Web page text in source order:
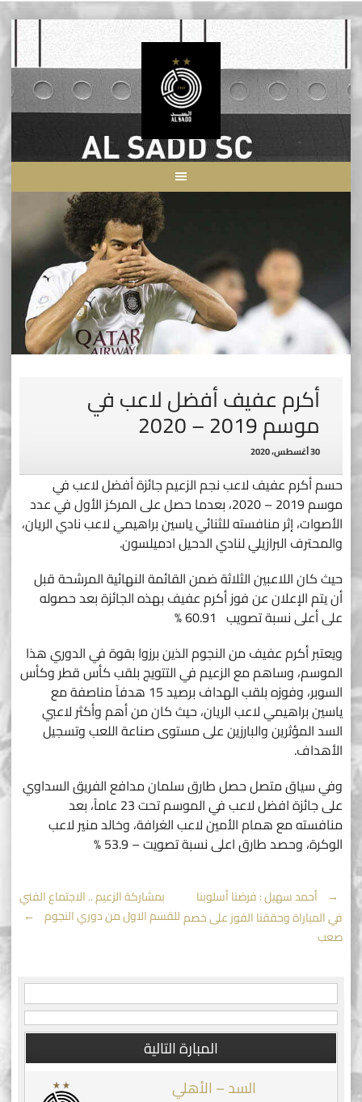
Skip
content
أكرم عفيف أفضل لاعب في
موسم 2019 – 2020
30 أغسطس، 2020
حسم أكرم عفيف لاعب نجم الزعيم جائزة أفضل لاعب في
موسم 2019 – 2020، بعدما حصل على المركز الأول في عدد
الأصوات، إثر منافسته للثنائي ياسين براهيمي لاعب نادي الريان،
والمحترف البرازيلي لنادي الدحيل ادميلسون.
حيث كان اللاعبين الثلاثة ضمن القائمة النهائية المرشحة قبل
أن يتم الإعلان عن فوز أكرم عفيف بهذه الجائزة بعد حصوله
على أعلى نسبة تصويب 60.91 %
ويعتبر أكرم عفيف من النجوم الذين برزوا بقوة في الدوري هذا
الموسم، وساهم مع الزعيم في التتويج بلقب كأس قطر وكأس
السوبر، وفوزه بلقب الهداف برصيد 15 هدفاً مناصفة مع
ياسين براهيمي لاعب الريان، حيث كان من أهم وأكثر لاعبي
السد المؤثرين والبارزين على مستوى صناعة اللعب وتسجيل
الأهداف.
وفي سياق متصل حصل طارق سلمان مدافع الفريق السداوي
على جائزة افضل لاعب في الموسم تحت 23 عاماً، بعد
منافسته مع همام الأمين لاعب الغرافة، وخالد منير لاعب
الوكرة، وحصد طارق اعلى نسبة تصويت – 53.9 %
Post
navigation
← أحمد سهيل : فرضنا أسلوبنا
في المباراة وحققنا الفوز على خصم
صعب
بمشاركة الزعيم .. الاجتماع الفني
للقسم الاول من دوري النجوم →
المبارة التالية
السد – الأهلي